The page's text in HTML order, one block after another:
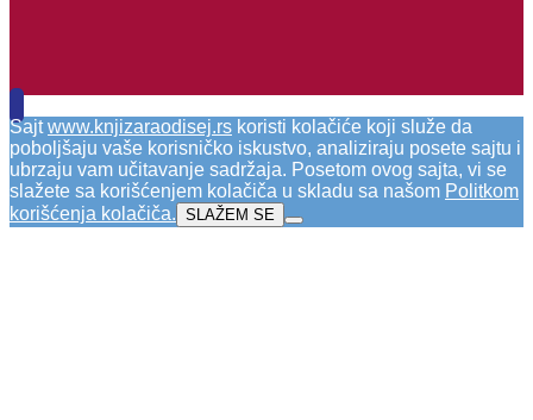
Sajtwww.knjizaraodisej.rs koristi kolačiće koji služe da
poboljšaju vaše korisničko iskustvo, analiziraju posete sajtu i
ubrzaju vam učitavanje sadržaja. Posetom ovog sajta, vi se
slažete sa korišćenjem kolačiča u skladu sa našom Politkom
korišćenja kolačiča. SLAŽEM SE